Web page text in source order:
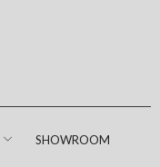
SHOWROOM